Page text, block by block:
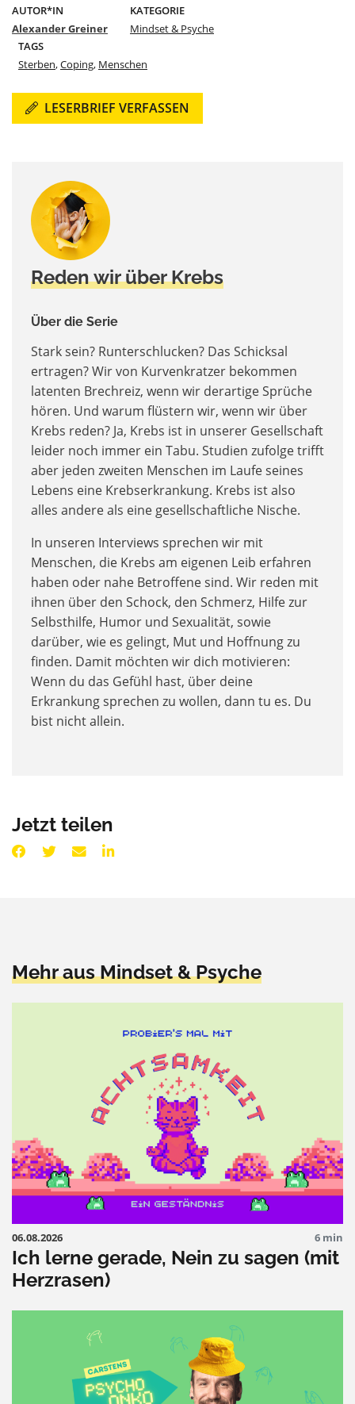
AUTOR*IN
Alexander Greiner
KATEGORIE
Mindset & Psyche
TAGS
Sterben,Coping, Menschen
LESERBRIEF VERFASSEN
Reden wir über Krebs
Über die Serie
Stark sein? Runterschlucken? Das Schicksal
ertragen? Wir von Kurvenkratzer bekommen
latenten Brechreiz, wenn wir derartige Sprüche
hören. Und warum flüstern wir, wenn wir über
Krebs reden? Ja, Krebs ist in unserer Gesellschaft
leider noch immer ein Tabu. Studien zufolge trifft
aber jeden zweiten Menschen im Laufe seines
Lebens eine Krebserkrankung. Krebs ist also
alles andere als eine gesellschaftliche Nische.
In unseren Interviews sprechen wir mit
Menschen, die Krebs am eigenen Leib erfahren
haben oder nahe Betroffene sind. Wir reden mit
ihnen über den Schock, den Schmerz, Hilfe zur
Selbsthilfe, Humor und Sexualität, sowie
darüber, wie es gelingt, Mut und Hoffnung zu
finden. Damit möchten wir dich motivieren:
Wenn du das Gefühl hast, über deine
Erkrankung sprechen zu wollen, dann tu es. Du
bist nicht allein.
Jetzt teilen
Mehr aus Mindset & Psyche
06.08.2026 6 min
Ich lerne gerade, Nein zu sagen (mit
Herzrasen)